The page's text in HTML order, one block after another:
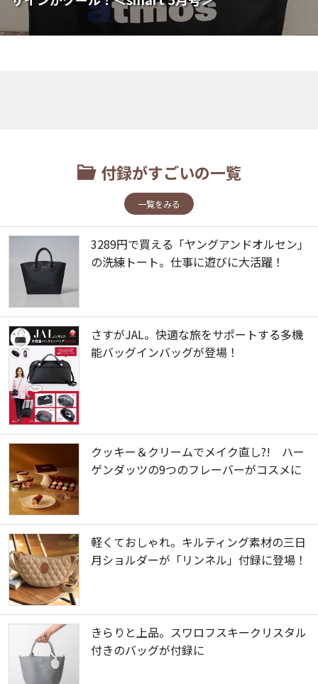
付録がすごいの一覧
一覧をみる
3289円で買える「ヤングアンドオルセン」
の洗練トート。仕事に遊びに大活躍！
さすがJAL。快適な旅をサポートする多機
能バッグインバッグが登場！
クッキー＆クリームでメイク直し?! ハー
ゲンダッツの9つのフレーバーがコスメに
軽くておしゃれ。キルティング素材の三日
月ショルダーが「リンネル」付録に登場！
きらりと上品。スワロフスキークリスタル
付きのバッグが付録に